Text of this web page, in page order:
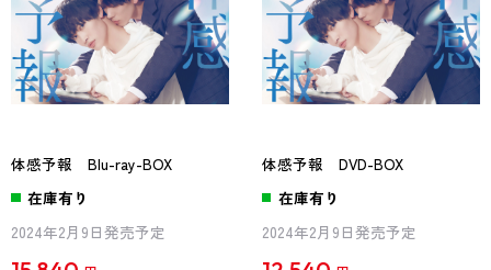
体感予報 Blu-ray-BOX
在庫有り
2024年2月9日発売予定
体感予報 DVD-BOX
在庫有り
2024年2月9日発売予定